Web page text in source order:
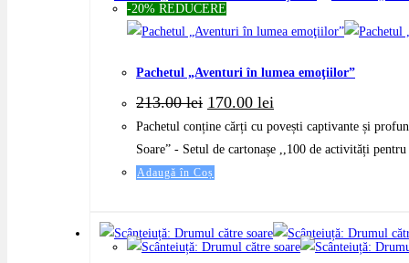
-20% REDUCERE
Pachetul „Aventuri în lumea emoţiilor”
213.00lei Prețul
a
fost:
213.00 lei.
170.00 lei
este:
170.00 lei.
Pachetul conține cărți cu povești captivante și
Soare” - Setul de cartonașe ,,100 de activități
Adaugă în Coș